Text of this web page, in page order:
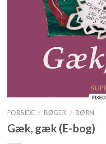
FORSIDE / BØGER / BØRN
Gæk, gæk (E-bog)